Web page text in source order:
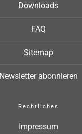
Downloads
FAQ
Sitemap
Newsletter abonnieren
Rechtliches
Impressum